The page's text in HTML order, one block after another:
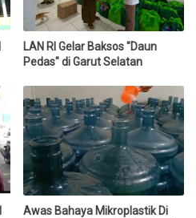
LAN RI Gelar Baksos "Daun
Pedas" di Garut Selatan
Awas Bahaya Mikroplastik Di